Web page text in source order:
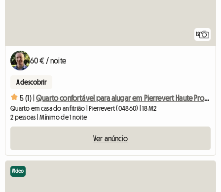
12
60 € / noite
A descobrir
5 (1) | Quarto confortável para alugar em Pierrevert Haute Provence
Quarto em casa do anfitrião | Pierrevert (04860) | 18 M2
2 pessoas | Mínimo de 1 noite
Ver anúncio
Vídeo